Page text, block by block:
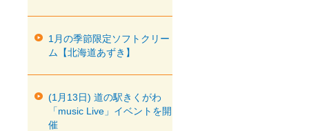
1月の季節限定ソフトクリー
ム【北海道あずき】
(1月13日) 道の駅きくがわ
「music Live」イベントを開
催